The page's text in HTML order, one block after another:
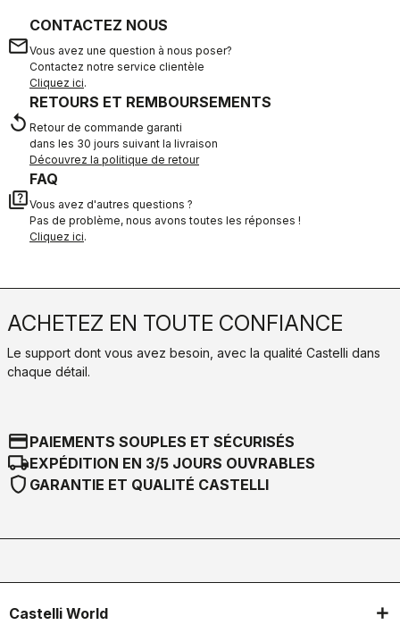
email
CONTACTEZ NOUS
Vous avez une question à nous poser?
Contactez notre service clientèle
Cliquez ici.
replay
RETOURS ET REMBOURSEMENTS
Retour de commande garanti
dans les 30 jours suivant la livraison
Découvrez la politique de retour
quiz
FAQ
Vous avez d'autres questions ?
Pas de problème, nous avons toutes les réponses !
Cliquez ici.
ACHETEZ EN TOUTE CONFIANCE
Le support dont vous avez besoin, avec la qualité Castelli dans
chaque détail.
credit_cardPAIEMENTS SOUPLES ET SÉCURISÉS
local_shippingEXPÉDITION EN 3/5 JOURS OUVRABLES
shield GARANTIE ET QUALITÉ CASTELLI
Castelli World